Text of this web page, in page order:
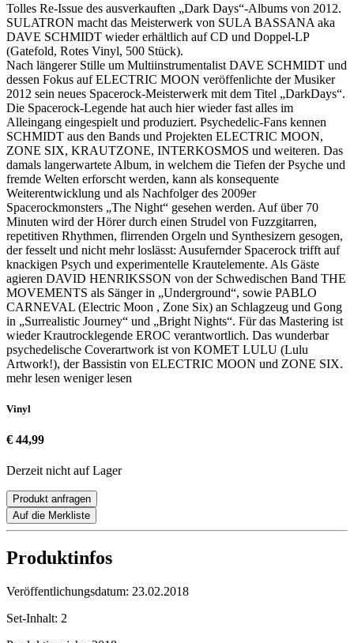
Tolles Re-Issue des ausverkauften „Dark Days“-Albums von 2012.
SULATRON macht das Meisterwerk von SULA BASSANA aka
DAVE SCHMIDT wieder erhältlich auf CD und Doppel-LP
(Gatefold, Rotes Vinyl, 500 Stück).
Nach längerer Stille um Multiinstrumentalist DAVE SCHMIDT und
dessen Fokus auf ELECTRIC MOON veröffenlichte der Musiker
2012 sein neues Spacerock-Meisterwerk mit dem Titel „DarkDays“.
Die Spacerock-Legende hat auch hier wieder fast alles im
Alleingang eingespielt und produziert. Psychedelic-Fans kennen
SCHMIDT aus den Bands und Projekten ELECTRIC MOON,
ZONE SIX, KRAUTZONE, INTERKOSMOS und weiteren. Das
damals langerwartete Album, in welchem die Tiefen der Psyche und
fremde Welten erforscht werden, kann als konsequente
Weiterentwicklung und als Nachfolger des 2009er
Spacerockmonsters „The Night“ gesehen werden. Auf über 70
Minuten wird der Hörer durch einen Strudel von Fuzzgitarren,
repetitiven Rhythmen, flirrenden Orgeln und Synthesizern gesogen,
der fesselt und nicht mehr loslässt: Ausufernder Spacerock trifft auf
knackigen Psych und experimentelle Krautelemente. Als Gäste
agieren DAVID HENRIKSSON von der Schwedischen Band THE
MOVEMENTS als Sänger in „Underground“, sowie PABLO
CARNEVAL (Electric Moon , Zone Six) an Schlagzeug und Gong
in „Surrealistic Journey“ und „Bright Nights“. Für das Mastering ist
wieder Krautrocklegende EROC verantwortlich. Das wunderbar
psychedelische Coverartwork ist von KOMET LULU (Lulu
Artwork!), der Bassistin von ELECTRIC MOON und ZONE SIX.
mehr lesen weniger lesen
Vinyl
€ 44,99
Derzeit nicht auf Lager
Produkt anfragen
Auf die Merkliste
Produktinfos
Veröffentlichungsdatum: 23.02.2018
Set-Inhalt: 2